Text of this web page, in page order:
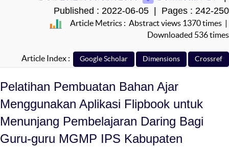
Published : 2022-06-05 | Pages : 242-250
Article Metrics : Abstract views 1370 times |
Downloaded 536 times
Article Index :
Pelatihan Pembuatan Bahan Ajar
Menggunakan Aplikasi Flipbook untuk
Menunjang Pembelajaran Daring Bagi
Guru-guru MGMP IPS Kabupaten